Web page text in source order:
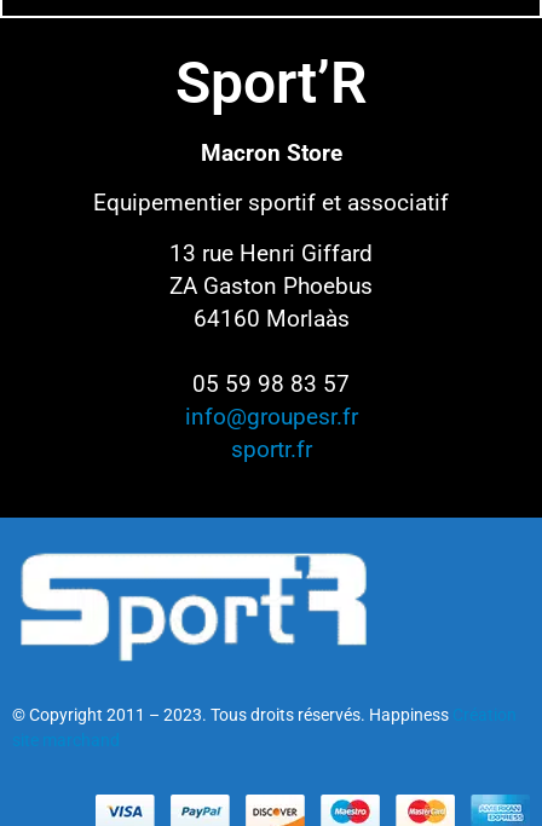
Sport’R
Macron Store
Equipementier sportif et associatif
13 rue Henri Giffard
ZA Gaston Phoebus
64160 Morlaàs
05 59 98 83 57
info@groupesr.fr
sportr.fr
© Copyright 2011 – 2023. Tous droits réservés. Happiness Création
site marchand